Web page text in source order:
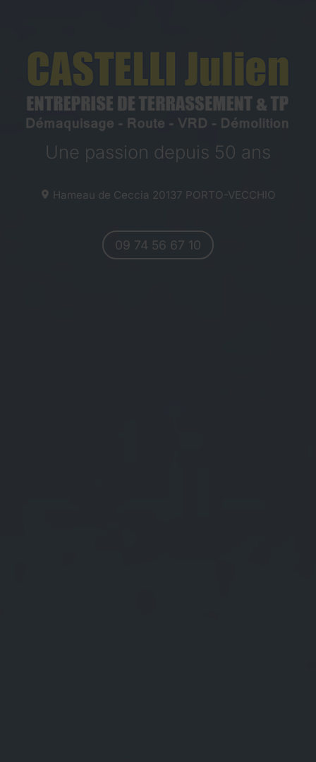
Une passion depuis 50 ans
09 74 56 67 10
Hameau de Ceccia 20137 PORTO-VECCHIO